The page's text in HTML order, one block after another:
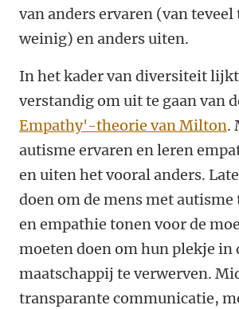
van anders ervaren (van teveel
weinig) en anders uiten.
In het kader van diversiteit
verstandig om uit te gaan van
Empathy'-theorie van Milton.
autisme ervaren en leren
en uiten het vooral anders.
doen om de mens met
en empathie tonen voor de
moeten doen om hun plekje in
maatschappij te verwerven.
transparante communicatie,